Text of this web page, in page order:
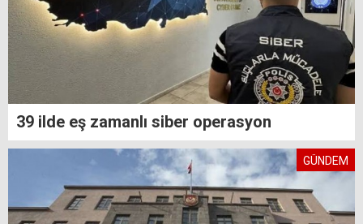
39 ilde eş zamanlı siber operasyon
GÜNDEM